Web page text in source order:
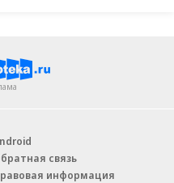
связь
информация